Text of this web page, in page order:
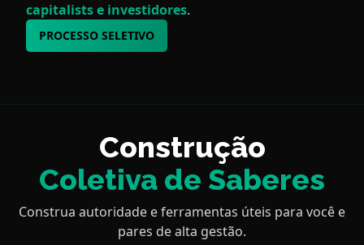
capitalists e investidores.
PROCESSO SELETIVO
Construção
Coletiva de Saberes
Construa autoridade e ferramentas úteis para você e
pares de alta gestão.